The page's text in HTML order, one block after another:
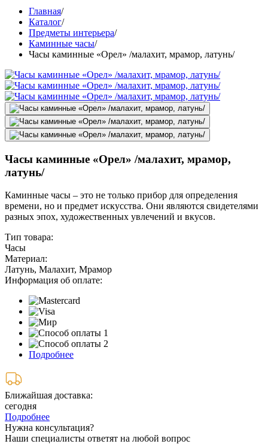
Главная/
Каталог/
Предметы интерьера/
Каминные часы/
Часы каминные «Орел» /малахит, мрамор, латунь/
Часы каминные «Орел» /малахит, мрамор,
латунь/
Каминные часы – это не только прибор для определения
времени, но и предмет искусства. Они являются свидетелями
разных эпох, художественных увлечений и вкусов.
Тип товара:
Часы
Материал:
Латунь, Малахит, Мрамор
Информация об оплате:
Подробнее
Ближайшая доставка:
сегодня
Подробнее
Нужна консультация?
Наши специалисты ответят на любой вопрос